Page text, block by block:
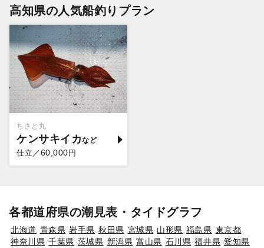
高知県の人気船釣りプラン
ちさと丸
ケンサキイカ
仕立／ 60,000 円
各都道府県の潮見表・タイドグラフ
北海道 青森県 岩手県 秋田県 宮城県 山形県 福島県 東京都
神奈川県 千葉県 茨城県 新潟県 富山県 石川県 福井県 愛知県